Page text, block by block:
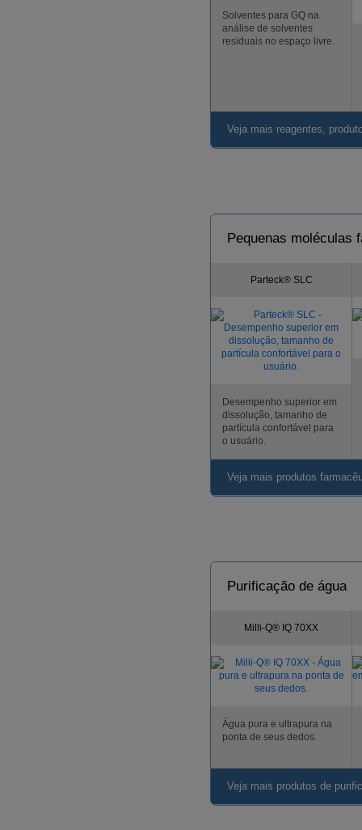
Solventes para GQ na
análise de solventes
residuais no espaço livre.
Veja mais reagentes,
Pequenas moléculas
Parteck® SLC
Desempenho superior em
dissolução, tamanho de
partícula confortável para
o usuário.
Veja mais produtos
Purificação de água
Milli-Q® IQ 70XX
Água pura e ultrapura na
ponta de seus dedos.
Veja mais produtos de